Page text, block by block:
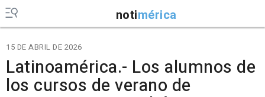
notimérica
15 DE ABRIL DE 2026
Latinoamérica.- Los alumnos de
los cursos de verano de